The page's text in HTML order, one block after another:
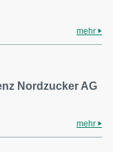
mehr
Nordzucker AG
mehr